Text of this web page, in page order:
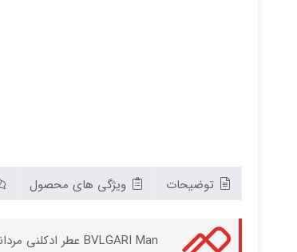
توضیحات ویژگی های محصول
BVLGARI Man عطر ادکلنی مردانه و شیک با رایحه شرقی چوبی می باشد که توسط برند BVLGARI و در سال 2010 به بازار جهانی عرضه شده است.